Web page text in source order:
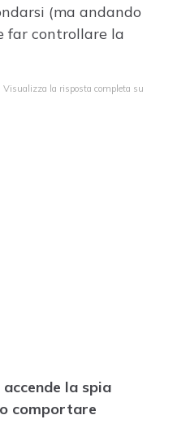
(ma andando
far controllare la
Visualizza la risposta completa su
la spia
comportare